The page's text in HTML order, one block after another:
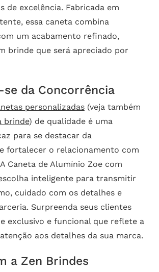
de excelência. Fabricada em
essa caneta combina
um acabamento refinado,
brinde que será apreciado por
se da Concorrência
personalizadas(veja também
brinde) de qualidade é uma
para se destacar da
fortalecer o relacionamento com
Caneta de Alumínio Zoe com
inteligente para transmitir
cuidado com os detalhes e
Surpreenda seus clientes
exclusivo e funcional que reflete a
aos detalhes da sua marca.
a Zen Brindes